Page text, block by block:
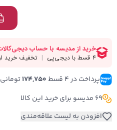
پرداخت در ۴ قسط 174,750 تومانی
69 مدیسو برای خرید این کالا
افزودن به لیست علاقه‌مندی